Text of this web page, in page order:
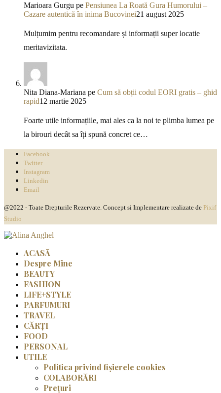
Marioara Gurgu pe Pensiunea La Roată Gura Humorului –
Cazare autentică în inima Bucovinei21 august 2025
Mulțumim pentru recomandare și informații super locatie
meritavizitata.
Nita Diana-Mariana pe Cum să obții codul EORI gratis – ghid
rapid12 martie 2025
Foarte utile informațiile, mai ales ca la noi te plimba lumea pe
la birouri decât sa îți spună concret ce…
Facebook
Twitter
Instagram
Linkedin
Email
@2022 - Toate Drepturile Rezervate. Concept si Implementare realizate de Pixif
Studio
ACASĂ
Despre Mine
BEAUTY
FASHION
LIFE+STYLE
PARFUMURI
TRAVEL
CĂRȚI
FOOD
PERSONAL
UTILE
Politica privind fișierele cookies
COLABORĂRI
Prețuri